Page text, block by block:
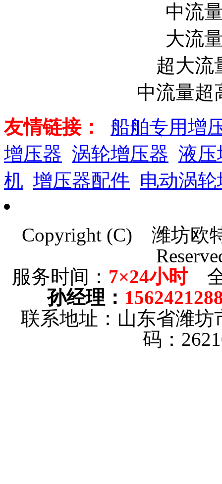
中流
大流
超大流
中流量超
友情链接：
船舶专用增
增压器 涡轮增压器 液压
机 增压器配件 电动涡
Copyright (C) 潍坊欧
服务时间： 7×24小时全
孙经理 ：
联系地址：山东省潍
码：